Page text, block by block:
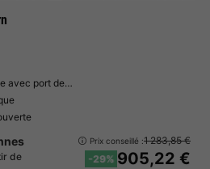
avec port de…
de
Prix conseillé :1 283,85 €
-29% 905,22 €